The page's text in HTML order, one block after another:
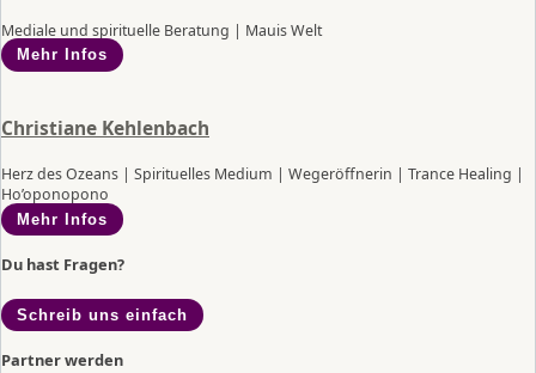
Mediale und spirituelle Beratung | Mauis Welt
Mehr Infos
Christiane Kehlenbach
Herz des Ozeans | Spirituelles Medium | Wegeröffnerin | Trance Healing |
Ho’oponopono
Mehr Infos
Du hast Fragen?
Schreib uns einfach
Partner werden